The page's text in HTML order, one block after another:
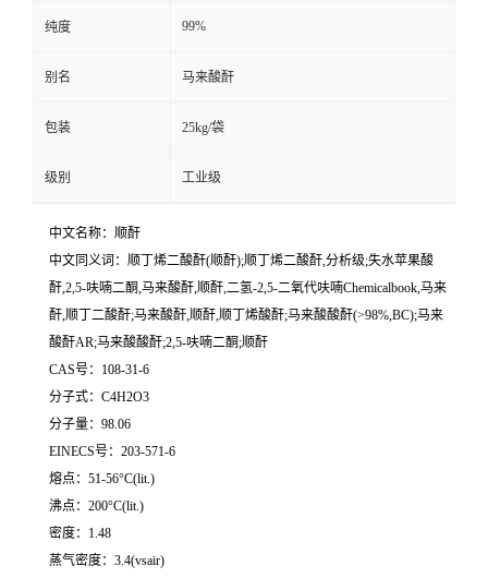
纯度 99%
别名 马来酸酐
包装 25kg/袋
级别 工业级
中文名称：顺酐
中文同义词：顺丁烯二酸酐(顺酐);顺丁烯二酸酐,分析级;失水苹果酸
酐,2,5-呋喃二酮,马来酸酐,顺酐,二氢-2,5-二氧代呋喃Chemicalbook,马来
酐,顺丁二酸酐;马来酸酐,顺酐,顺丁烯酸酐;马来酸酸酐(>98%,BC);马来
酸酐AR;马来酸酸酐;2,5-呋喃二酮;顺酐
CAS号：108-31-6
分子式：C4H2O3
分子量：98.06
EINECS号：203-571-6
熔点：51-56°C(lit.)
沸点：200°C(lit.)
密度：1.48
蒸气密度：3.4(vsair)